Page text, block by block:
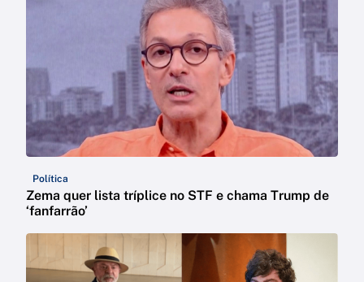
Política
Zema quer lista tríplice no STF e chama Trump de
‘fanfarrão’